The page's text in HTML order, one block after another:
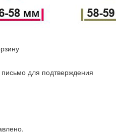
для подтверждения